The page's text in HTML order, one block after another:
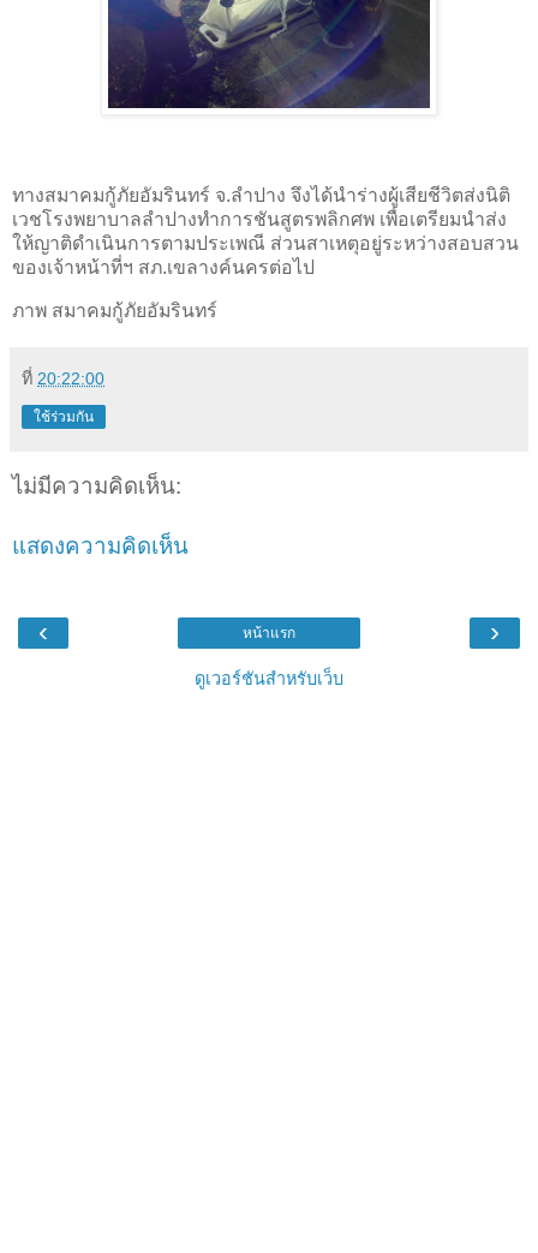
ทางสมาคมกู้ภัยอัมรินทร์ จ.ลำปาง จึงได้นำร่างผู้เสียชีวิตส่งนิติ
เวชโรงพยาบาลลำปางทำการชันสูตรพลิกศพ เพื่อเตรียมนำส่ง
ให้ญาติดำเนินการตามประเพณี ส่วนสาเหตุอยู่ระหว่างสอบสวน
ของเจ้าหน้าที่ฯ สภ.เขลางค์นครต่อไป
ภาพ สมาคมกู้ภัยอัมรินทร์
ที่ 20:22:00
ใช้ร่วมกัน
ไม่มีความคิดเห็น:
แสดงความคิดเห็น
‹ ›
หน้าแรก
ดูเวอร์ชันสำหรับเว็บ